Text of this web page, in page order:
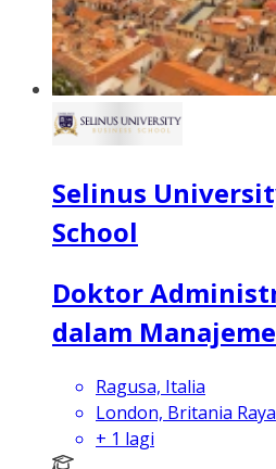
Selinus
School
Doktor
dalam
Ragusa, Italia
London, Britania Raya
+ 1 lagi